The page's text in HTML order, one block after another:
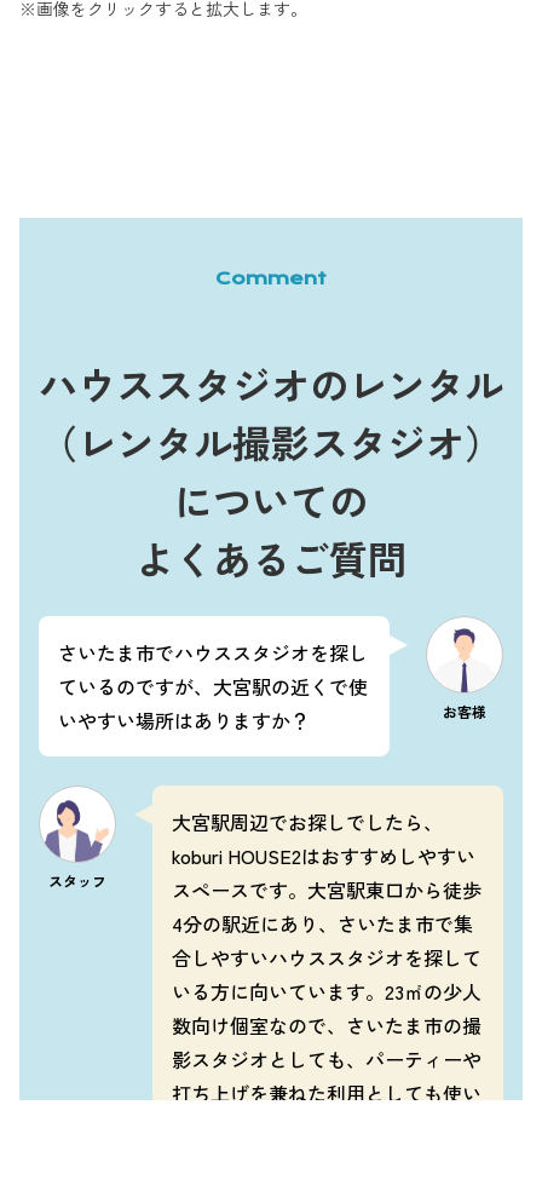
※画像をクリックすると拡大します。
Comment
ハウススタジオのレンタル
（レンタル撮影スタジオ）
についての
よくあるご質問
お客様
さいたま市でハウススタジオを探し
ているのですが、大宮駅の近くで使
いやすい場所はありますか？
スタッフ
大宮駅周辺でお探しでしたら、
koburi HOUSE2はおすすめしやすい
スペースです。大宮駅東口から徒歩
4分の駅近にあり、さいたま市で集
合しやすいハウススタジオを探して
いる方に向いています。23㎡の少人
数向け個室なので、さいたま市の撮
影スタジオとしても、パーティーや
打ち上げを兼ねた利用としても使い